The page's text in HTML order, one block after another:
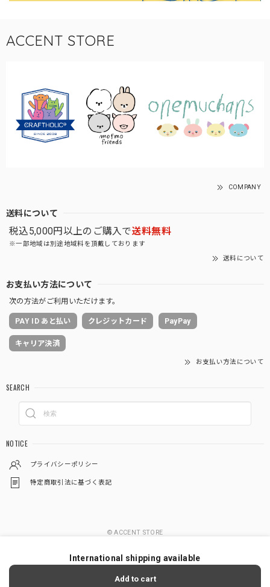
ACCENT STORE
COMPANY
送料について
税込5,000円以上のご購入で送料無料
※一部地域は別途地域料を頂戴しております
送料について
お支払い方法について
次の方法がご利用いただけます。
PAY ID あと払い クレジットカード PayPay
キャリア決済
お支払い方法について
SEARCH
NOTICE
プライバシーポリシー
特定商取引法に基づく表記
© ACCENT STORE
International shipping available
Add to cart